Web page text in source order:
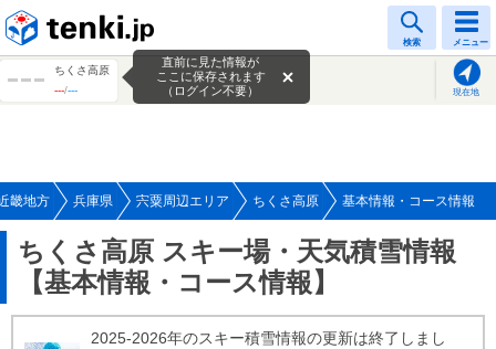
検索 メニュー
ちくさ高原
---/--- 現在地
直前に見た情報が
ここに保存されます
（ログイン不要）
畿地方 兵庫県 宍粟周辺エリア ちくさ高原 基本情報・コース情報
ちくさ高原 スキー場・天気積雪情報
【基本情報・コース情報】
2025-2026年のスキー積雪情報の更新は終了しまし